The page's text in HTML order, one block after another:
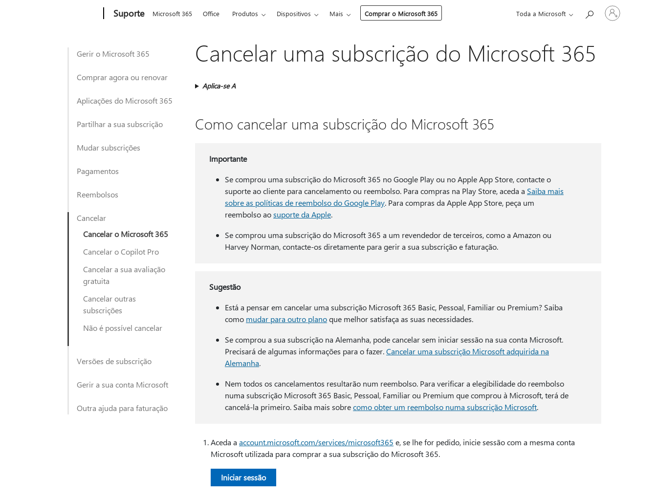
Suporte Microsoft 365 Office Produtos Dispositivos Mais Comprar o Microsoft 365 Toda a Microsoft
Iniciar
sessão
Gerir o Microsoft 365
Comprar agora ou renovar
Aplicações do Microsoft 365
Partilhar a sua subscrição
Mudar subscrições
Pagamentos
Reembolsos
Cancelar
Cancelar o Microsoft 365
Cancelar o Copilot Pro
Cancelar a sua avaliação
gratuita
Cancelar outras
subscrições
Não é possível cancelar
Versões de subscrição
Gerir a sua conta Microsoft
Outra ajuda para faturação
Cancelar uma subscrição do Microsoft 365
Aplica-se A
Como cancelar uma subscrição do Microsoft 365
Importante
Se comprou uma subscrição do Microsoft 365 no Google Play ou no Apple App Store, contacte o
suporte ao cliente para cancelamento ou reembolso. Para compras na Play Store, aceda a Saiba mais
sobre as políticas de reembolso do Google Play. Para compras da Apple App Store, peça um
reembolso aosuporte da Apple.
Se comprou uma subscrição do Microsoft 365 a um revendedor de terceiros, como a Amazon ou
Harvey Norman, contacte-os diretamente para gerir a sua subscrição e faturação.
Sugestão
Está a pensar em cancelar uma subscrição Microsoft 365 Basic, Pessoal, Familiar ou Premium? Saiba
como mudar para outro planoque melhor satisfaça as suas necessidades.
Se comprou a sua subscrição na Alemanha, pode cancelar sem iniciar sessão na sua conta Microsoft.
Precisará de algumas informações para o fazer.Cancelar uma subscrição Microsoft adquirida na
Alemanha.
Nem todos os cancelamentos resultarão num reembolso. Para verificar a elegibilidade do reembolso
numa subscrição Microsoft 365 Basic, Pessoal, Familiar ou Premium que comprou à Microsoft, terá de
cancelá-la primeiro. Saiba mais sobrecomo obter um reembolso numa subscrição Microsoft.
Aceda a account.microsoft.com/services/microsoft365 e, se lhe for pedido, inicie sessão com a mesma conta
Microsoft utilizada para comprar a sua subscrição do Microsoft 365.
Iniciar sessão